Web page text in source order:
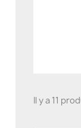
Il y a 11